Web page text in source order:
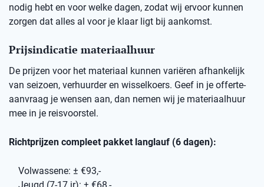
nodig hebt en voor welke dagen, zodat wij ervoor kunnen
zorgen dat alles al voor je klaar ligt bij aankomst.
Prijsindicatie materiaalhuur
De prijzen voor het materiaal kunnen variëren afhankelijk
van seizoen, verhuurder en wisselkoers. Geef in je offerte-
aanvraag je wensen aan, dan nemen wij je materiaalhuur
mee in je reisvoorstel.
Richtprijzen compleet pakket langlauf (6 dagen):
Volwassene: ± €93,-